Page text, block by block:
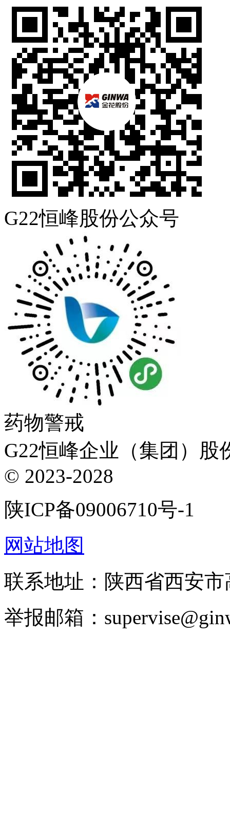
G22恒峰股份公众号
药物警戒
G22恒峰企业（集团）股
© 2023-2028
陕ICP备09006710号-1
网站地图
联系地址：陕西省西安
举报邮箱：